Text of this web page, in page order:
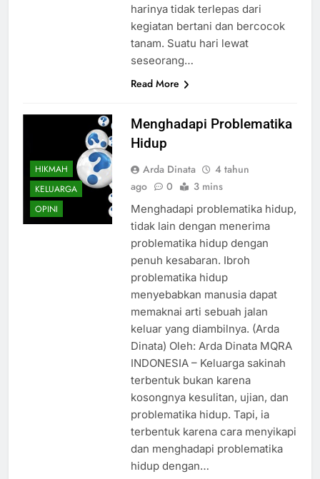
harinya tidak terlepas dari
kegiatan bertani dan bercocok
tanam. Suatu hari lewat
seseorang…
Read More
HIKMAH
KELUARGA
OPINI
Menghadapi Problematika
Hidup
Arda Dinata
4 tahun
ago
0 3 mins
Menghadapi problematika hidup,
tidak lain dengan menerima
problematika hidup dengan
penuh kesabaran. Ibroh
problematika hidup
menyebabkan manusia dapat
memaknai arti sebuah jalan
keluar yang diambilnya. (Arda
Dinata) Oleh: Arda Dinata MQRA
INDONESIA – Keluarga sakinah
terbentuk bukan karena
kosongnya kesulitan, ujian, dan
problematika hidup. Tapi, ia
terbentuk karena cara menyikapi
dan menghadapi problematika
hidup dengan…